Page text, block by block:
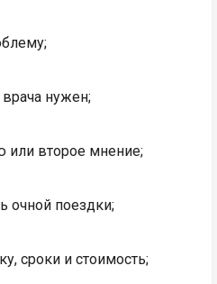
нужен;
или второе мнение;
очной поездки;
сроки и стоимость;